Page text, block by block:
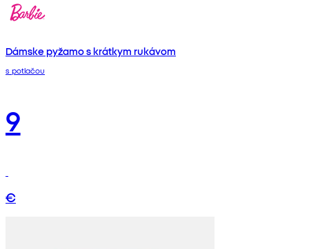
Dámske pyžamo s krátkym rukávom
s potlačou
9
€